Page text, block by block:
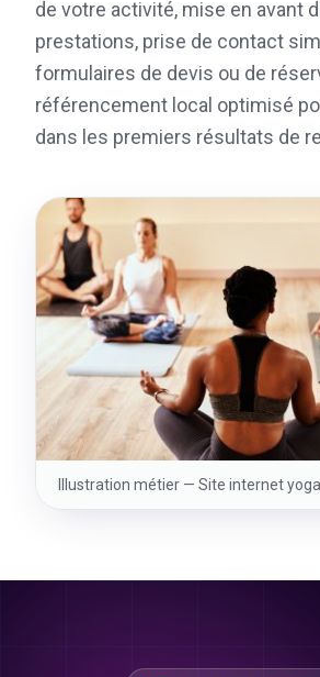
de votre activité, mise en avant
prestations, prise de contact
formulaires de devis ou de
référencement local optimisé
dans les premiers résultats de
Illustration métier — Site internet yoga